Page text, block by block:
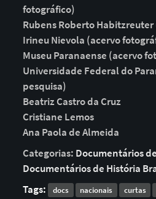
fotográfico)
Rubens Roberto
Irineu Nievola (acervo
Museu Paranaense (acervo
Universidade Federal do
pesquisa)
Beatriz Castro da Cruz
Cristiane Lemos
Ana Paola de Almeida
Categorias: Documentários
Documentários de História
Tags:
docs nacionais curtas